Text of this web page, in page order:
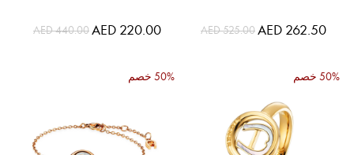
السعر
AED 262.50
AED 525.00
السعر
AED 220.00
AED 440.00
50% خصم 50% خصم